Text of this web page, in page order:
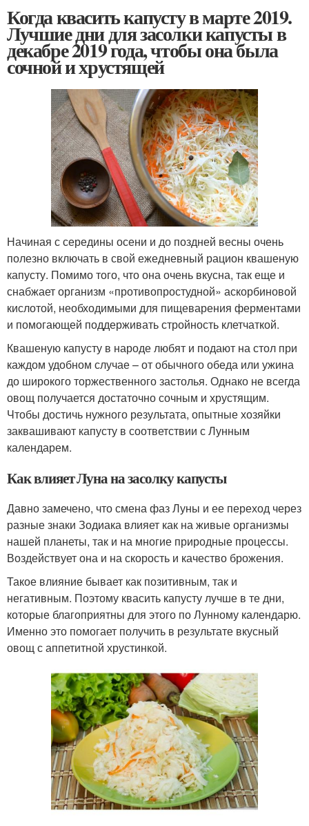
Когда квасить капусту в марте 2019.
Лучшие дни для засолки капусты в
декабре 2019 года, чтобы она была
сочной и хрустящей
Начиная с середины осени и до поздней весны очень
полезно включать в свой ежедневный рацион квашеную
капусту. Помимо того, что она очень вкусна, так еще и
снабжает организм «противопростудной» аскорбиновой
кислотой, необходимыми для пищеварения ферментами
и помогающей поддерживать стройность клетчаткой.
Квашеную капусту в народе любят и подают на стол при
каждом удобном случае – от обычного обеда или ужина
до широкого торжественного застолья. Однако не всегда
овощ получается достаточно сочным и хрустящим.
Чтобы достичь нужного результата, опытные хозяйки
заквашивают капусту в соответствии с Лунным
календарем.
Как влияет Луна на засолку капусты
Давно замечено, что смена фаз Луны и ее переход через
разные знаки Зодиака влияет как на живые организмы
нашей планеты, так и на многие природные процессы.
Воздействует она и на скорость и качество брожения.
Такое влияние бывает как позитивным, так и
негативным. Поэтому квасить капусту лучше в те дни,
которые благоприятны для этого по Лунному календарю.
Именно это помогает получить в результате вкусный
овощ с аппетитной хрустинкой.